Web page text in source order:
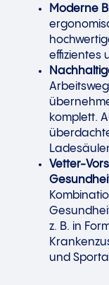
Moderne
effizientes
komplett.
Vetter-
z. B. in
und